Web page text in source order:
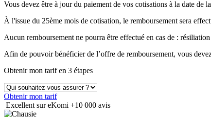
Vous devez être à jour du paiement de vos cotisations à la date de
À l'issue du 25ème mois de cotisation, le remboursement sera
Aucun remboursement ne pourra être effectué en cas de :
Afin de pouvoir bénéficier de l’offre de remboursement, vous
Obtenir mon tarif en 3 étapes
Obtenir mon tarif
Excellent sur eKomi +10 000 avis